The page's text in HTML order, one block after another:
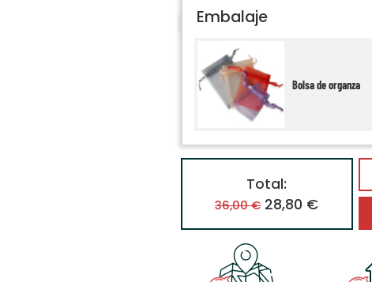
Embalaje
Bolsa de organza
Total:
36,00 € 28,80 €